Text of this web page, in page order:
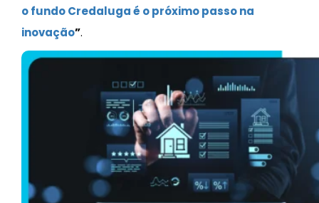
o fundo Credaluga é o próximo passo na
inovação”.